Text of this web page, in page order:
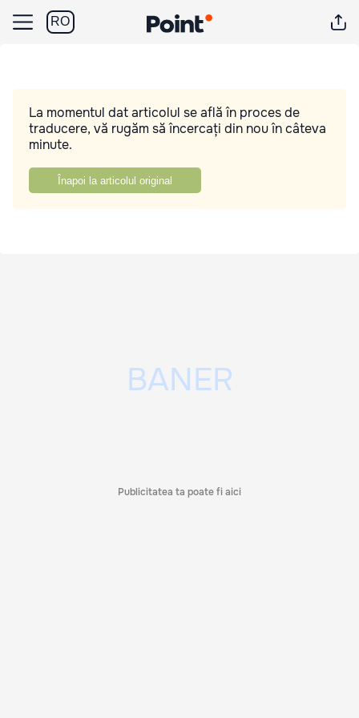
RO
La momentul dat articolul se află în proces de
traducere, vă rugăm să încercați din nou în câteva
minute.
Înapoi la articolul original
Publicitatea ta poate fi aici